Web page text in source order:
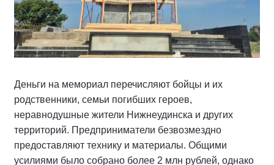
Деньги на мемориал перечисляют бойцы и их
родственники, семьи погибших героев,
неравнодушные жители Нижнеудинска и других
территорий. Предприниматели безвозмездно
предоставляют технику и материалы. Общими
усилиями было собрано более 2 млн рублей, однако